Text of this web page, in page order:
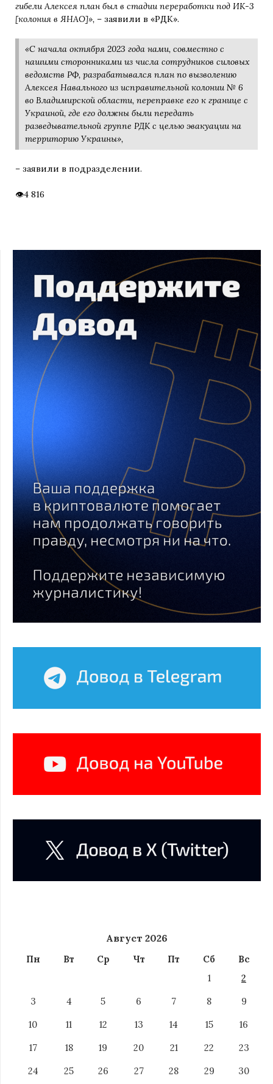
гибели Алексея план был в стадии переработки под ИК-3
[колония в ЯНАО]», – заявили в «РДК».
«С начала октября 2023 года нами, совместно с
нашими сторонниками из числа сотрудников силовых
ведомств РФ, разрабатывался план по вызволению
Алексея Навального из исправительной колонии № 6
во Владимирской области, переправке его к границе с
Украиной, где его должны были передать
разведывательной группе РДК с целью эвакуации на
территорию Украины»,
– заявили в подразделении.
4 816
Август 2026
Пн Вт Ср Чт Пт Сб
Вс
1
2
3
4 5 6 7 8
9
10
11 12 13 14 15
16
17
18 19 20 21 22
23
24
25 26 27 28 29
30